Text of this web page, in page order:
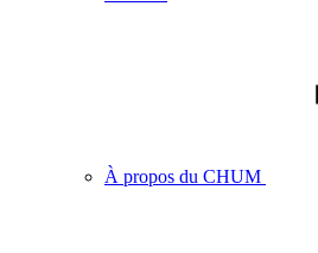
À propos du CHUM